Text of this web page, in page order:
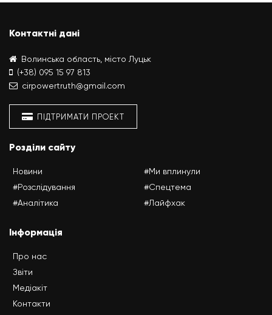
Контактні дані
Волинська область, місто Луцьк
(+38) 095 15 97 813
cirpowertruth@gmail.com
ПІДТРИМАТИ ПРОЕКТ
Розділи сайту
Новини
#Розслідування
#Аналітика
#Ми вплинули
#Спецтема
#Лайфхак
Інформація
Про нас
Звіти
Медіакіт
Контакти